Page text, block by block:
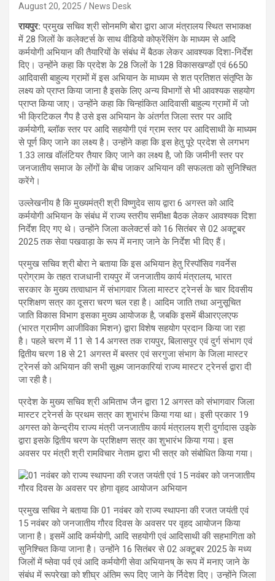
August 20, 2025 News Desk
रायपुर:प्रमुख सचिव श्री सोनमणि बोरा द्वारा आज मंत्रालय स्थित सभाकक्ष
में 28 जिलों के कलेक्टर्स के साथ वीडियो कोफ्रेंसिंग के माध्यम से आदि
कर्मयोगी अभियान की तैयारियों के संबंध में बैठक लेकर आवश्यक दिशा-निर्देश
दिए। उन्होंने कहा कि प्रदेश के 28 जिलों के 128 विकासखण्डों एवं 6650
आदिवासी बाहुल्य ग्रामों में इस अभियान के माध्यम से शत प्रतिशत संतृप्ति के
लक्ष्य को प्राप्त किया जाना है इसके लिए अन्य विभागों से भी आवश्यक सहयोग
प्राप्त किया जाए। उन्होंने कहा कि चिन्हांकित आदिवासी बाहुल्य ग्रामों में जो
भी क्रिटिकल गैप है उसे इस अभियान के अंतर्गत जिला स्तर पर आदि
कर्मयोगी, ब्लॉक स्तर पर आदि सहयोगी एवं ग्राम स्तर पर आदिसाथी के माध्यम
से पूर्ण किए जाने का लक्ष्य है। उन्होंने कहा कि इस हेतु पूरे प्रदेश से लगभग
1.33 लाख वॉलंटियर तैयार किए जाने का लक्ष्य है, जो कि जमीनी स्तर पर
जनजातीय समाज के लोंगों के बीच जाकर अभियान की सफलता को सुनिश्चित
करेंगे।
उल्लेखनीय है कि मुख्यमंत्री श्री विष्णुदेव साय द्वारा 6 अगस्त को आदि
कर्मयोगी अभियान के संबंध में राज्य स्तरीय समीक्षा बैठक लेकर आवश्यक दिशा
निर्देश दिए गए थे। उन्होंने जिला कलेक्टर्स को 16 सितंबर से 02 अक्टूबर
2025 तक सेवा पखवाड़ा के रूप में मनाए जाने के निर्देश भी दिए हैं।
प्रमुख सचिव श्री बोरा ने बताया कि इस अभियान हेतु रिस्पॉसिव गवर्नेस
प्रोग्राम के तहत राजधानी रायपुर में जनजातीय कार्य मंत्रालय, भारत
सरकार के मुख्य तत्वाधान में संभागवार जिला मास्टर ट्रेनर्स के चार दिवसीय
प्रशिक्षण सत्र का दूसरा चरण चल रहा है। आदिम जाति तथा अनुसूचित
जाति विकास विभाग इसका मुख्य आयोजक है, जबकि इसमें बीआरएलएफ
(भारत ग्रामीण आजीविका मिशन) द्वारा विशेष सहयोग प्रदान किया जा रहा
है। पहले चरण में 11 से 14 अगस्त तक रायपुर, बिलासपुर एवं दुर्ग संभाग एवं
द्वितीय चरण 18 से 21 अगस्त में बस्तर एवं सरगुजा संभाग के जिला मास्टर
ट्रेनर्स को अभियान की सभी सूक्ष्म जानकारियां राज्य मास्टर ट्रेनर्स द्वारा दी
जा रही है।
प्रदेश के मुख्य सचिव श्री अमिताभ जैन द्वारा 12 अगस्त को संभागवार जिला
मास्टर ट्रेनर्स के प्रथम सत्र का शुभारंभ किया गया था। इसी प्रकार 19
अगस्त को केन्द्रीय राज्य मंत्री जनजातीय कार्य मंत्रालय श्री दुर्गादास उइके
द्वारा इसके द्वितीय चरण के प्रशिक्षण सत्र का शुभारंभ किया गया। इस
अवसर पर मंत्री श्री रामविचार नेताम द्वारा भी सत्र को संबोधित किया गया।
प्रमुख सचिव ने बताया कि 01 नवंबर को राज्य स्थापना की रजत जयंती एवं
15 नवंबर को जनजातीय गौरव दिवस के अवसर पर वृहद आयोजन किया
जाना है। इसमें आदि कर्मयोगी, आदि सहयोगी एवं आदिसाथी की सहभागिता को
सुनिश्चित किया जाना है। उन्होंने 16 सितंबर से 02 अक्टूबर 2025 के मध्य
जिलों में ष्सेवा पर्व एवं आदि कर्मयोगी सेवा अभियानष् के रूप में मनाए जाने के
संबंध में रूपरेखा को शीघ्र अंतिम रूप दिए जाने के र्निदेश दिए। उन्होंने जिला